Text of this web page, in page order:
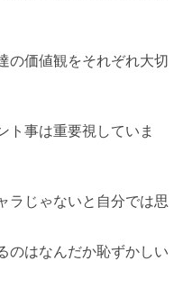
の価値観をそれぞれ大切
ト事は重要視していま
ラじゃないと自分では思
のはなんだか恥ずかしい